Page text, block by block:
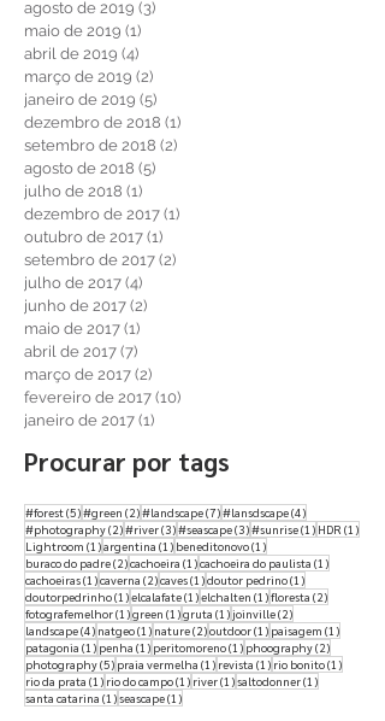
abril de 2020 (2)2 posts
setembro de 2019
agosto de 2019
maio de 2019 (1)1 post
abril de 2019 (4) 4 posts
março de 2019 (2)2 posts
janeiro de 2019 (5) 5 posts
dezembro de 2018
setembro de 2018
agosto de 2018 (5)5 posts
julho de 2018 (1)1 post
dezembro de 2017 (1)
outubro de 2017
setembro de 2017
julho de 2017 (4)
junho de 2017 (2)
maio de 2017 (1)1 post
abril de 2017 (7)7 posts
março de 2017 (2)2 posts
janeiro de 2017
(1)1 post
Procurar por tags
#forest(5)5 posts
#green(2)2 posts
#landscape(7)7 posts
#lansdscape(4)4 posts
#photography(2)2 posts
#river (3)3 posts
#seascape(3)3 posts
#sunrise(1)1 post
HDR
Lightroom(1)1 post
argentina(1)1 post
beneditonovo(1)1 post
buraco do padre(2)2 posts
cachoeira(1)1 post
cachoeira do paulista(1)1 post
cachoeiras(1)1 post
caverna(2)2 posts
caves(1)1 post
doutor pedrino(1)1 post
doutorpedrinho(1)1 post
elcalafate(1)1 post
elchalten(1)1 post
floresta(2)2 posts
fotografemelhor (1)1 post
green(1)1 post
gruta (1)1 post
joinville(2)2 posts
landscape(4)4 posts
natgeo(1)1 post
nature(2)2 posts
outdoor(1)1 post
paisagem(1)1 post
patagonia(1)1 post
penha(1)1 post
peritomoreno(1)1 post
phoography(2)
photography(5)5 posts
praia vermelha